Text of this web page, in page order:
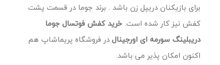
برای بازیکنان دریپل زن باشد . برند جوما در قسمت پشت
کفش نیز کار شده است. خرید کفش فوتسال جوما
دریبلینگ سورمه ای اورجینالدر فروشگاه پریماشاپ هم
اکنون امکان پذیر می باشد.